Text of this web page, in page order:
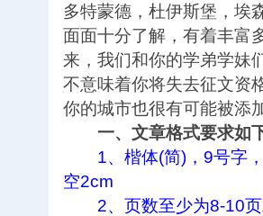
多特蒙德，杜伊斯堡，埃
面面十分了解，有着丰富
来，我们和你的学弟学妹
不意味着你将失去征文资
你的城市也很有可能被添
一、文章格式要求如
1、楷体(简)，9号字
空2cm
2、页数至少为8-10页